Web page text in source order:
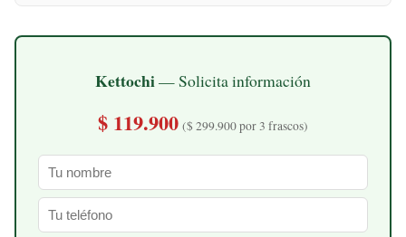
Kettochi— Solicita información
$ 119.900 ($ 299.900 por 3 frascos)